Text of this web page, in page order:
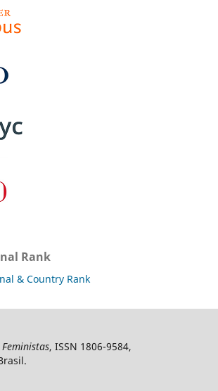
Rank
Feministas, ISSN 1806-9584,